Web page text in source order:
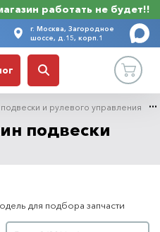
работать не будет!!
г. Москва, Загородное
шоссе, д.15, корп.1
подвески и рулевого управления
подвески
для подбора запчасти
Модель автомобиля